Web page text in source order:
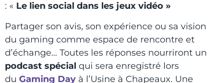
: « Le lien social dans les jeux vidéo »
Partager son avis, son expérience ou sa vision
du gaming comme espace de rencontre et
d’échange… Toutes les réponses nourriront un
podcast spécial qui sera enregistré lors
du Gaming Day à l’Usine à Chapeaux. Une